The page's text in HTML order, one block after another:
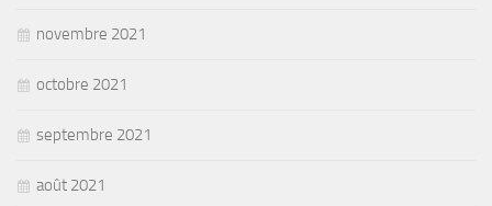
novembre 2021
octobre 2021
septembre 2021
août 2021